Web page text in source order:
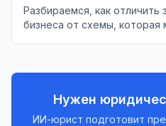
Разбираемся, как отличить
бизнеса от схемы, которая
Нужен
ИИ-юрист подготовит